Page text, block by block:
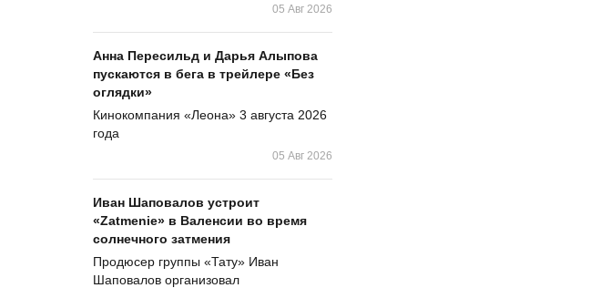
05 Авг 2026
Анна Пересильд и Дарья Алыпова
пускаются в бега в трейлере «Без
оглядки»
Кинокомпания «Леона» 3 августа 2026
года
05 Авг 2026
Иван Шаповалов устроит
«Zatmenie» в Валенсии во время
солнечного затмения
Продюсер группы «Тату» Иван
Шаповалов организовал